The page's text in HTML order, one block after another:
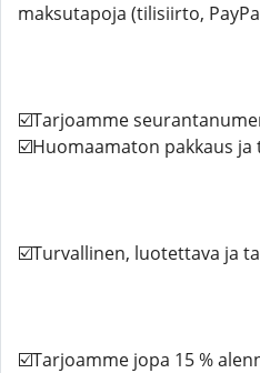
maksutapoja (tilisiirto,
☑️Tarjoamme
☑️Huomaamaton pakkaus ja
☑️Turvallinen, luotettava ja
☑️Tarjoamme jopa 15 %